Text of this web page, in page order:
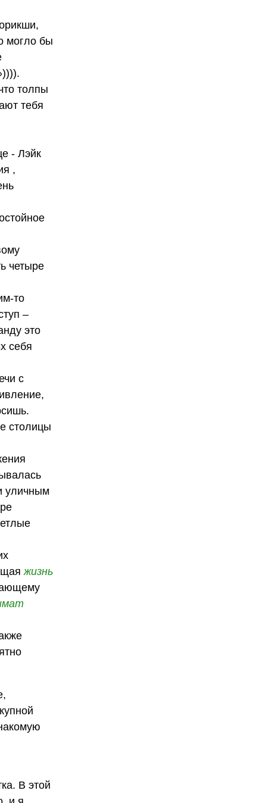
могло бы
толпы
тебя
- Лэйк
,
четыре
то
–
это
себя
с
столицы
уличным
жизнь
В этой